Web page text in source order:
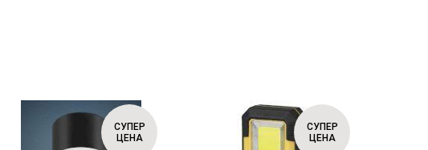
СУПЕР
ЦЕНА
СУПЕР
ЦЕНА